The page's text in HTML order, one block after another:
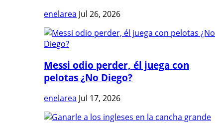
enelarea Jul 26, 2026
Messi odio perder, él juega con
pelotas ¿No Diego?
enelarea Jul 17, 2026